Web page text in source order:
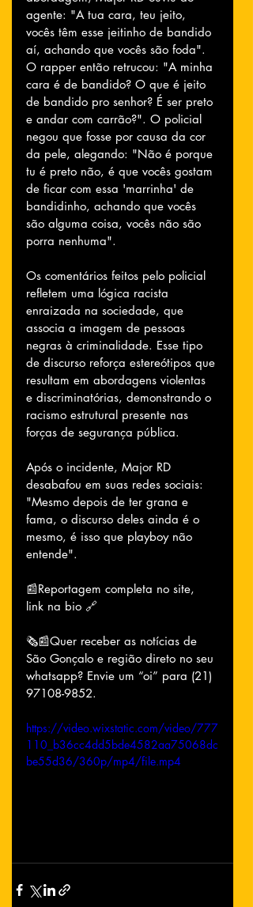
agente: "A tua cara, teu jeito,
vocês têm esse jeitinho de bandido
aí, achando que vocês são foda".
O rapper então retrucou: "A minha
cara é de bandido? O que é jeito
de bandido pro senhor? É ser preto
e andar com carrão?". O policial
negou que fosse por causa da cor
da pele, alegando: "Não é porque
tu é preto não, é que vocês gostam
de ficar com essa 'marrinha' de
bandidinho, achando que vocês
são alguma coisa, vocês não são
porra nenhuma".
Os comentários feitos pelo policial
refletem uma lógica racista
enraizada na sociedade, que
associa a imagem de pessoas
negras à criminalidade. Esse tipo
de discurso reforça estereótipos que
resultam em abordagens violentas
e discriminatórias, demonstrando o
racismo estrutural presente nas
forças de segurança pública.
Após o incidente, Major RD
desabafou em suas redes sociais:
"Mesmo depois de ter grana e
fama, o discurso deles ainda é o
mesmo, é isso que playboy não
entende".
📰Reportagem completa no site,
link na bio 🔗
🗞📰Quer receber as notícias de
São Gonçalo e região direto no seu
whatsapp? Envie um “oi” para (21)
97108-9852.
https://video.wixstatic.com/video/777
110_b36cc4dd5bde4582aa75068dc
be55d36/360p/mp4/file.mp4